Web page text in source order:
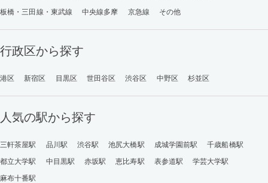
板橋・三田線・東武線
中央線多摩 京急線 その他
行政区から探す
港区 新宿区 目黒区 世田谷区 渋谷区 中野区 杉並区
人気の駅から探す
三軒茶屋駅 品川駅 渋谷駅 池尻大橋駅 成城学園前駅
千歳船橋駅
都立大学駅
中目黒駅 赤坂駅 恵比寿駅 表参道駅
学芸大学駅
麻布十番駅